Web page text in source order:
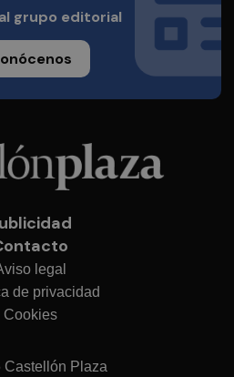
grupo editorial
legal
de privacidad
Cookies
Plaza